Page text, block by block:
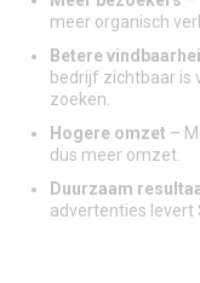
meer organisch
Betere
bedrijf zichtbaar is
zoeken.
Hogere omzet –
dus meer omzet.
Duurzaam
advertenties levert